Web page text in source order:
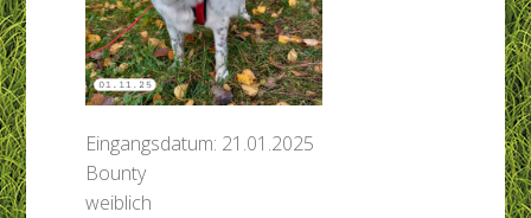
Eingangsdatum: 21.01.2025
Bounty
weiblich